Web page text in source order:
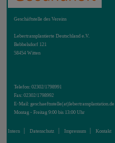
Geschäftstelle des Vereins
Lebertransplantierte Deutschland e.V.
Bebbelsdorf 121
58454 Witten
Telefon: 02302/1798991
Fax: 02302/1798992
E-Mail:geschaeftsstelle(at)lebertransplantation.de
Montag - Freitag 9:00 bis 13:00 Uhr
Intern Datenschutz Impressum Kontakt